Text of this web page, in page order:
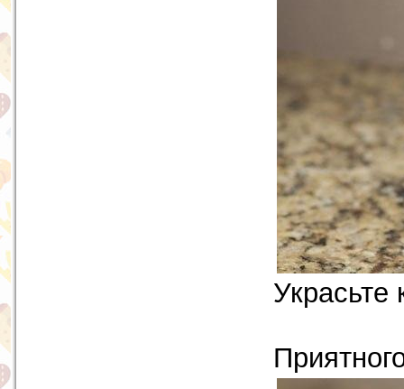
Украсьте